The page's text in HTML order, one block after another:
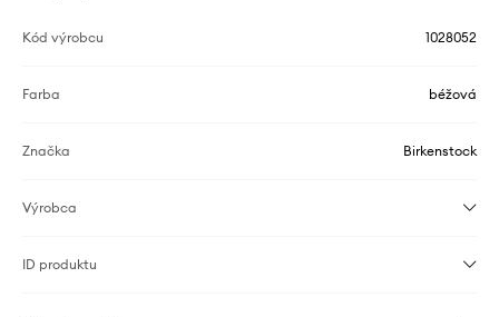
Kód výrobcu 1028052
Farba béžová
Značka Birkenstock
Výrobca
ID produktu